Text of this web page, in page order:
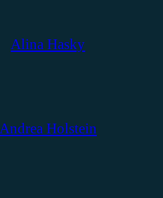
Alina Hasky
Andrea Holstein